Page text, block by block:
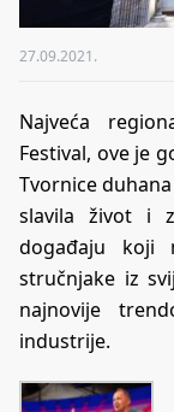
27.09.2021.
Najveća
Festival, ove je
Tvornice
slavila život i
događaju koji
stručnjake iz
najnovije
industrije.